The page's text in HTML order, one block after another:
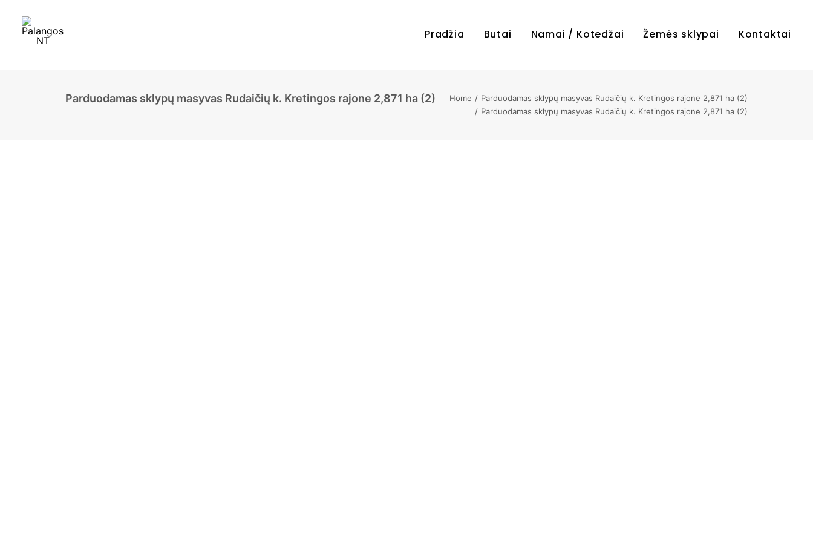
Pradžia Butai Namai / Kotedžai Žemės sklypai Kontaktai
Parduodamas sklypų masyvas Rudaičių k. Kretingos rajone 2,871 ha (2) Home
Parduodamas sklypų masyvas Rudaičių k. Kretingos rajone 2,871 ha (2)
Parduodamas sklypų masyvas Rudaičių k. Kretingos rajone 2,871 ha (2)